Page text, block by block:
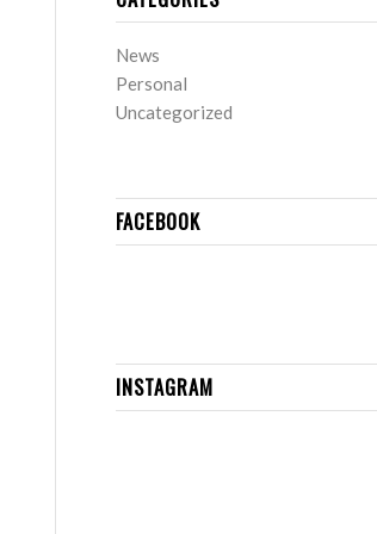
News
Personal
Uncategorized
FACEBOOK
INSTAGRAM